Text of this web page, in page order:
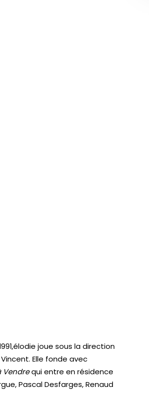
joue sous la direction
Elle fonde avec
Vendrequi entre en résidence
Pascal Desfarges, Renaud